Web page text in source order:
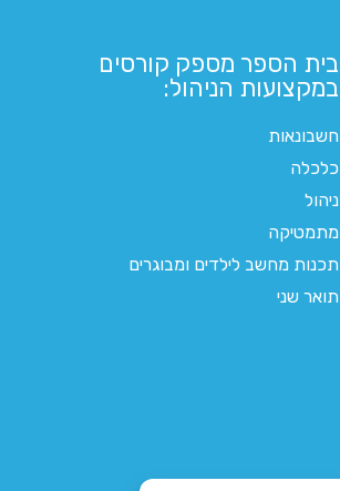
בית הספר מספק קורסים
במקצועות הניהול:
חשבונאות
כלכלה
ניהול
מתמטיקה
תכנות מחשב לילדים ומבוגרים
תואר שני